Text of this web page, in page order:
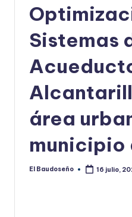
Sistemas
área
municipio
Publicado
El Baudoseño 16 julio,